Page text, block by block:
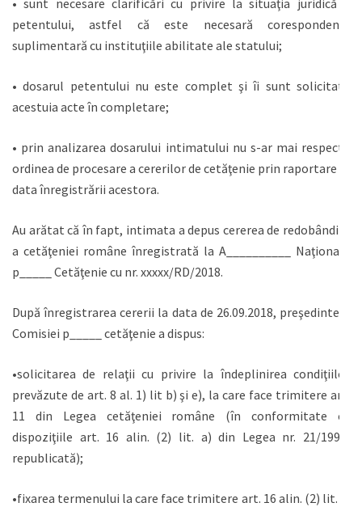
petentului, astfel că este necesară corespondenţa
suplimentară cu instituţiile abilitate ale statului;
• dosarul petentului nu este complet şi îi sunt solicitate
acestuia acte în completare;
• prin analizarea dosarului intimatului nu s-ar mai respecta
ordinea de procesare a cererilor de cetăţenie prin raportare la
data înregistrării acestora.
Au arătat că în fapt, intimata a depus cererea de redobândire
a cetăţeniei române înregistrată la A__________ Naţională
p_____ Cetăţenie cu nr. xxxxx/RD/2018.
După înregistrarea cererii la data de 26.09.2018, preşedintele
Comisiei p_____ cetăţenie a dispus:
•solicitarea de relaţii cu privire la îndeplinirea condiţiilor
prevăzute de art. 8 al. 1) lit b) şi e), la care face trimitere art.
11 din Legea cetăţeniei române (în conformitate cu
dispoziţiile art. 16 alin. (2) lit. a) din Legea nr. 21/1991,
republicată);
•fixarea termenului la care face trimitere art. 16 alin. (2) lit. c)